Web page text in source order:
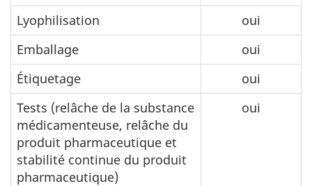
Lyophilisation
oui
Emballage
oui
Étiquetage
oui
Tests (relâche de la substance
médicamenteuse, relâche du
produit pharmaceutique et
stabilité continue du produit
pharmaceutique)
oui